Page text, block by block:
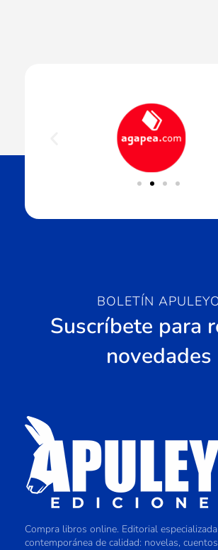
BOLETÍN
Suscríbete para
novedades
Compra libros online. Editorial
contemporánea de calidad: novelas,